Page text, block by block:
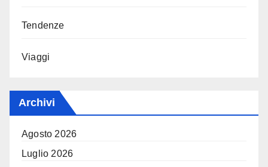
Tendenze
Viaggi
Archivi
Agosto 2026
Luglio 2026